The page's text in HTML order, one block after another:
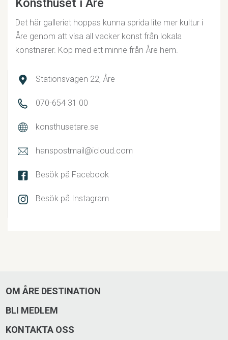
Konsthuset i Åre
Det här galleriet hoppas kunna sprida lite mer kultur i
Åre genom att visa all vacker konst från lokala
konstnärer. Köp med ett minne från Åre hem.
Stationsvägen 22, Åre
070-654 31 00
konsthusetare.se
hanspostmail@icloud.com
Besök på Facebook
Besök på Instagram
OM ÅRE DESTINATION
BLI MEDLEM
KONTAKTA OSS